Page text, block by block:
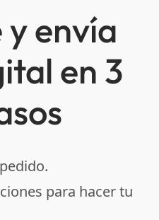
envía
en 3
para hacer tu